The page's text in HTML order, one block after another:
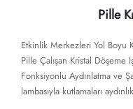
Pille
Etkinlik Merkezleri Yol Boyu
Pille Çalışan Kristal Döşeme
Fonksiyonlu Aydınlatma ve
lambasıyla kutlamaları